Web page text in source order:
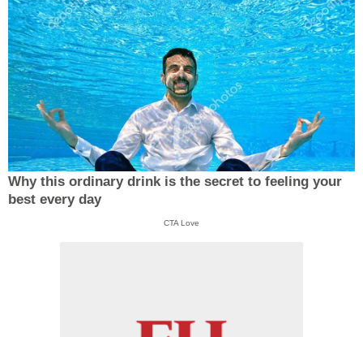
Why this ordinary drink is the secret to feeling your
best every day
CTA Love